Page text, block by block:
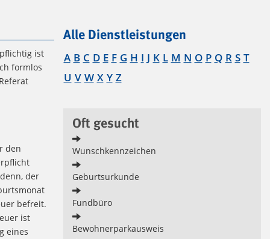
ist
formlos
den
der
befreit.
ist
eines
Alle Dienstleistungen
A B C D E F G H I J K L M N O P Q R S T
U V W X Y Z
Oft gesucht
Wunschkennzeichen
Geburtsurkunde
Fundbüro
Bewohnerparkausweis